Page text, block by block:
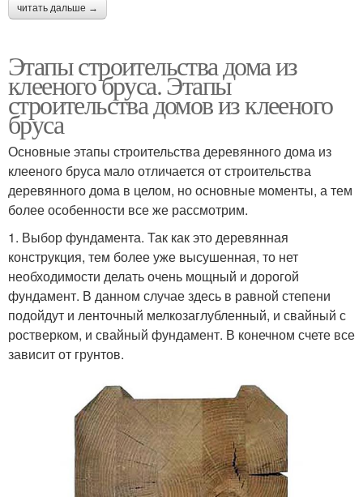
читать дальше →
Этапы строительства дома из
клееного бруса. Этапы
строительства домов из клееного
бруса
Основные этапы строительства деревянного дома из
клееного бруса мало отличается от строительства
деревянного дома в целом, но основные моменты, а тем
более особенности все же рассмотрим.
1. Выбор фундамента. Так как это деревянная
конструкция, тем более уже высушенная, то нет
необходимости делать очень мощный и дорогой
фундамент. В данном случае здесь в равной степени
подойдут и ленточный мелкозаглубленный, и свайный с
ростверком, и свайный фундамент. В конечном счете все
зависит от грунтов.